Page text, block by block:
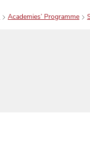
Academies’ Programme